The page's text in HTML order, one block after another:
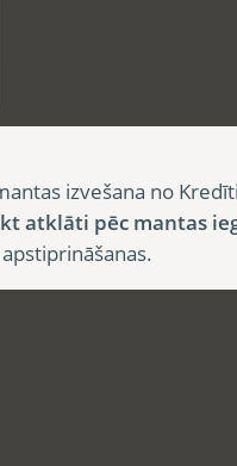
izvešana no
atklāti pēc mantas